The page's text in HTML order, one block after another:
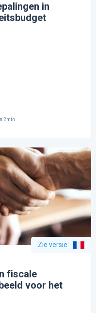
in
2min
Zie versie:
fiscale
voor het